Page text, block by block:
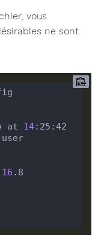
vous
ne sont
at 14:25:42
16 .8